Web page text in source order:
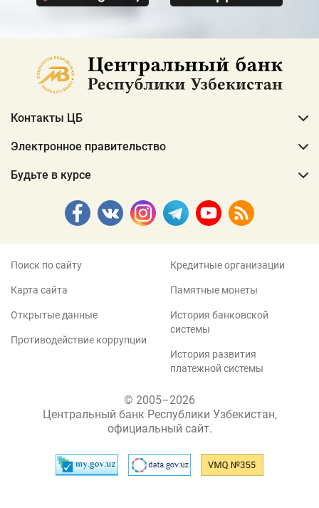
Контакты ЦБ
Электронное правительство
Будьте в курсе
Поиск по сайту
Карта сайта
Открытые данные
Противодействие коррупции
Кредитные организации
Памятные монеты
История банковской
системы
История развития
платежной системы
© 2005–2026
Центральный банк Республики Узбекистан,
официальный сайт.